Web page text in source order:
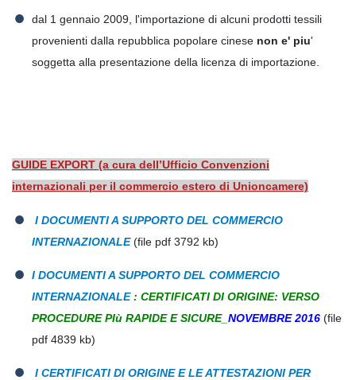
dal 1 gennaio 2009, l'importazione di alcuni prodotti tessili
provenienti dalla repubblica popolare cinese non e' piu'
soggetta alla presentazione della licenza di importazione.
GUIDE EXPORT (a cura dell’Ufficio Convenzioni
internazionali per il commercio estero di Unioncamere)
I DOCUMENTI A SUPPORTO DEL COMMERCIO
INTERNAZIONALE(file pdf 3792 kb)
I DOCUMENTI A SUPPORTO DEL COMMERCIO
INTERNAZIONALE: CERTIFICATI DI ORIGINE: VERSO
PROCEDURE PIù RAPIDE E SICURE_ NOVEMBRE 2016 (file
pdf 4839 kb)
I CERTIFICATI DI ORIGINE E LE ATTESTAZIONI PER